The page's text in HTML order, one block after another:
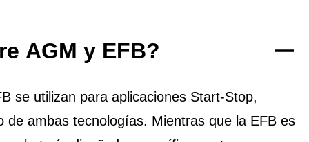
AGM y EFB?
se utilizan para aplicaciones Start-Stop,
de ambas tecnologías. Mientras que la EFB es